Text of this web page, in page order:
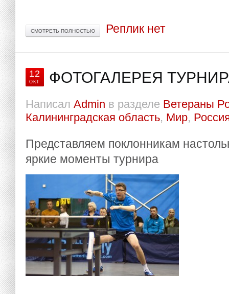
СМОТРЕТЬ ПОЛНОСТЬЮ Реплик нет
12
ОКТ ФОТОГАЛЕРЕЯ
Написал Admin в разделе Ветераны
Калининградская область, Мир,
Представляем поклонникам
яркие моменты турнира